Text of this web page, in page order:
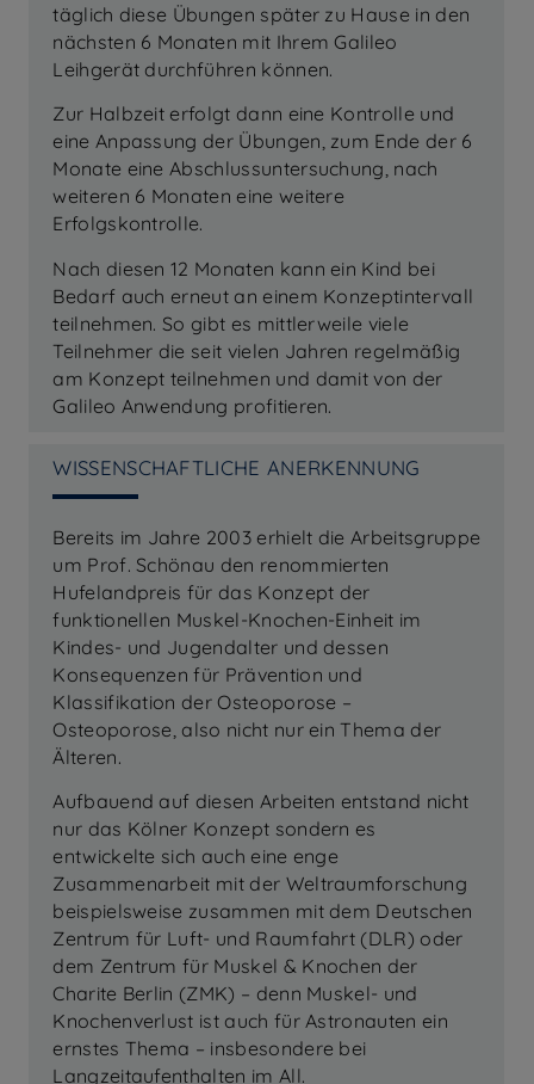
täglich diese Übungen später zu Hause in den
nächsten 6 Monaten mit Ihrem Galileo
Leihgerät durchführen können.
Zur Halbzeit erfolgt dann eine Kontrolle und
eine Anpassung der Übungen, zum Ende der 6
Monate eine Abschlussuntersuchung, nach
weiteren 6 Monaten eine weitere
Erfolgskontrolle.
Nach diesen 12 Monaten kann ein Kind bei
Bedarf auch erneut an einem Konzeptintervall
teilnehmen. So gibt es mittlerweile viele
Teilnehmer die seit vielen Jahren regelmäßig
am Konzept teilnehmen und damit von der
Galileo Anwendung profitieren.
WISSENSCHAFTLICHE ANERKENNUNG
Bereits im Jahre 2003 erhielt die Arbeitsgruppe
um Prof. Schönau den renommierten
Hufelandpreis für das Konzept der
funktionellen Muskel-Knochen-Einheit im
Kindes- und Jugendalter und dessen
Konsequenzen für Prävention und
Klassifikation der Osteoporose –
Osteoporose, also nicht nur ein Thema der
Älteren.
Aufbauend auf diesen Arbeiten entstand nicht
nur das Kölner Konzept sondern es
entwickelte sich auch eine enge
Zusammenarbeit mit der Weltraumforschung
beispielsweise zusammen mit dem Deutschen
Zentrum für Luft- und Raumfahrt (DLR) oder
dem Zentrum für Muskel & Knochen der
Charite Berlin (ZMK) – denn Muskel- und
Knochenverlust ist auch für Astronauten ein
ernstes Thema – insbesondere bei
Langzeitaufenthalten im All.